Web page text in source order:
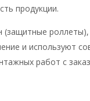
продукции.
и используют
работ с